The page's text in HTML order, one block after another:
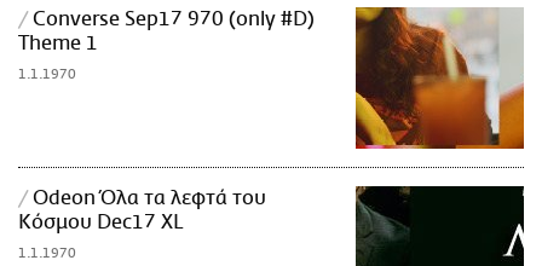
Converse Sep17 970 (only #D)
Theme 1
1.1.1970
Image
Odeon Όλα τα λεφτά του
Κόσμου Dec17 XL
1.1.1970
Image